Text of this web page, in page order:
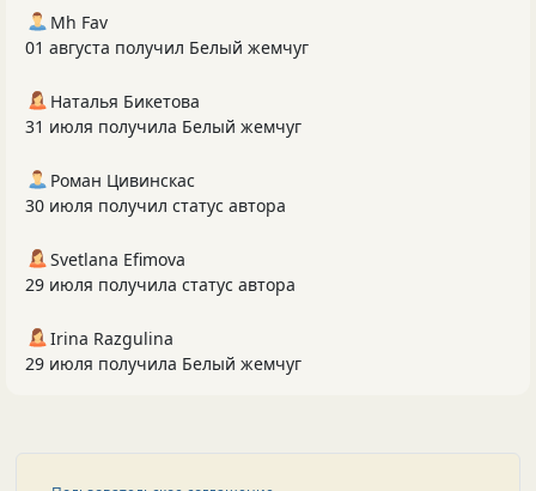
Mh Fav
01 августа получил Белый жемчуг
Наталья Бикетова
31 июля получила Белый жемчуг
Роман Цивинскас
30 июля получил статус автора
Svetlana Efimova
29 июля получила статус автора
Irina Razgulina
29 июля получила Белый жемчуг